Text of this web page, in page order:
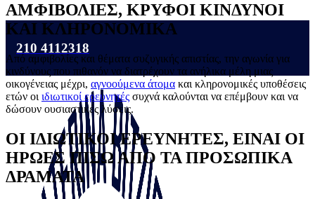
210 4112318
ΑΜΦΙΒΟΛΙΕΣ, ΚΡΥΦΟΙ ΚΙΝΔΥΝΟΙ
ΚΑΙ ΚΛΗΡΟΝΟΜΙΚΑ
Από αμφιβολίες και θέματα συζυγικής απιστίας, την αγωνία για
κινδύνους που πιθανόν να διατρέχουν τα ανήλικα μέλη μιας
οικογένειας μέχρι, αγνοούμενα άτομα και κληρονομικές υποθέσεις
ετών οι ιδιωτικοί ερευνητές συχνά καλούνται να επέμβουν και να
δώσουν ουσιαστικές λύσεις.
ΟΙ ΙΔΙΩΤΙΚΟΙ ΕΡΕΥΝΗΤΕΣ, ΕΙΝΑΙ ΟΙ
ΗΡΩΕΣ ΠΙΣΩ ΑΠΟ ΤΑ ΠΡΟΣΩΠΙΚΑ
ΔΡΑΜΑΤΑ